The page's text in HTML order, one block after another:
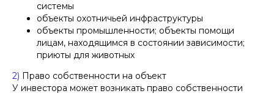
системы
объекты охотничьей инфраструктуры
объекты промышленности; объекты помощи
лицам, находящимся в состоянии зависимости;
приюты для животных
2) Право собственности на объект
У инвестора может возникать право собственности
МОРОЗОВ НИКИТА
АЛЕКСЕЕВИЧ
+7
старший юрист ООО
«Афонин, Божор и
партнеры»